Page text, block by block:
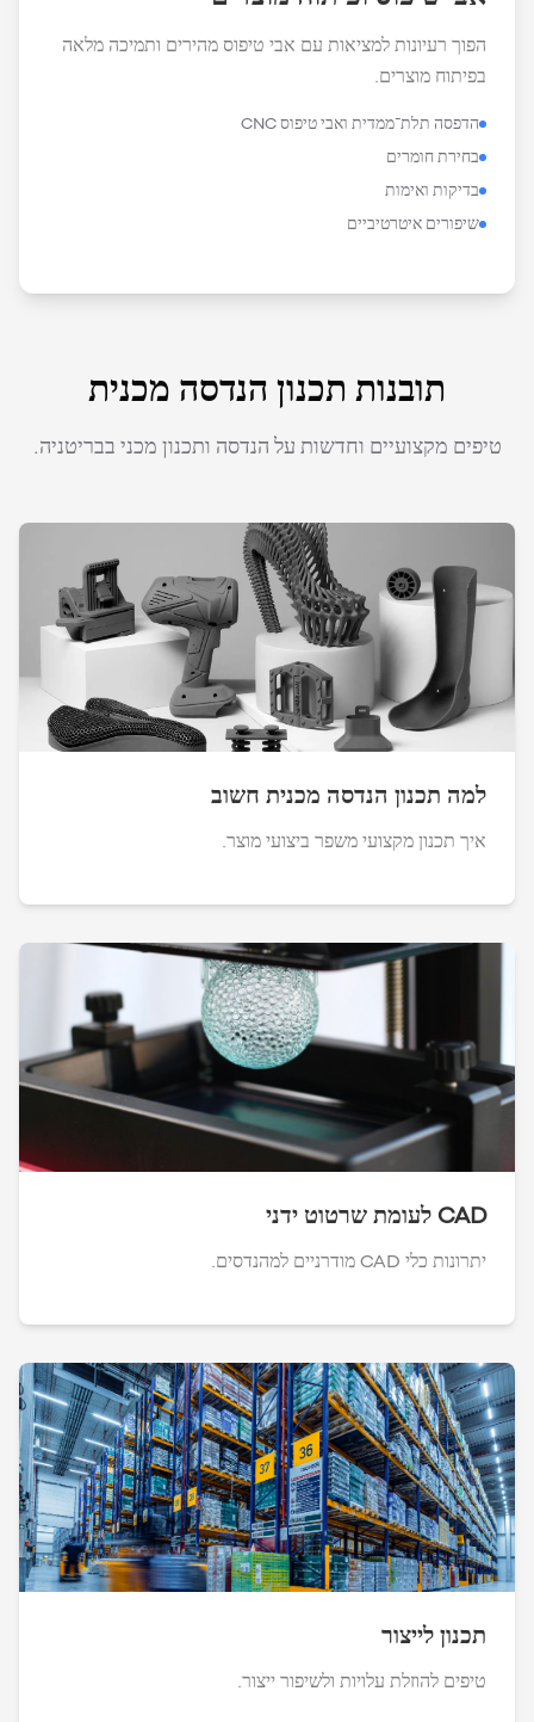
הפוך רעיונות למציאות עם אבי טיפוס מהירים ותמיכה מלאה
בפיתוח מוצרים.
הדפסה תלת־ממדית ואבי טיפוס CNC
בחירת חומרים
בדיקות ואימות
שיפורים איטרטיביים
תובנות תכנון הנדסה מכנית
טיפים מקצועיים וחדשות על הנדסה ותכנון מכני בבריטניה.
למה תכנון הנדסה מכנית חשוב
איך תכנון מקצועי משפר ביצועי מוצר.
CAD לעומת שרטוט ידני
יתרונות כלי CAD מודרניים למהנדסים.
תכנון לייצור
טיפים להוזלת עלויות ולשיפור ייצור.